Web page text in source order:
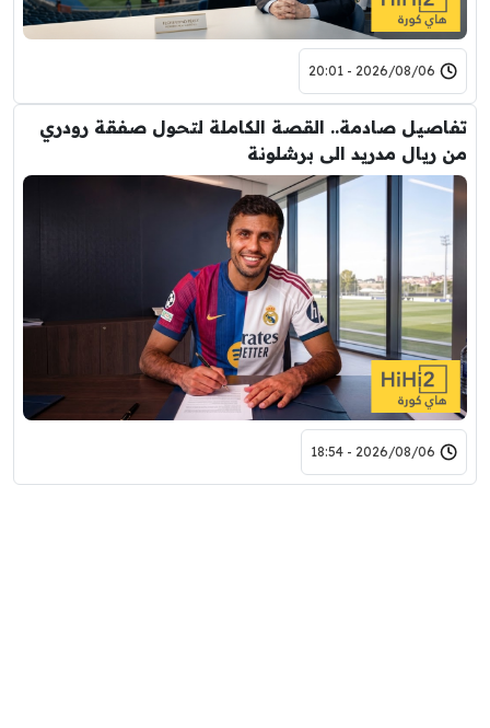
2026/08/06 - 20:01
تفاصيل صادمة.. القصة الكاملة لتحول صفقة رودري
من ريال مدريد الى برشلونة
2026/08/06 - 18:54